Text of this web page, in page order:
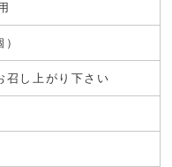
召し上がり下さい